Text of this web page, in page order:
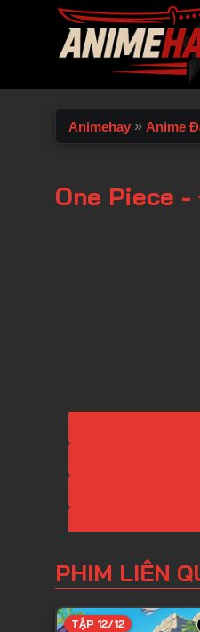
Animehay » Anime
One Piece
PHIM LIÊN
TẬP 12/12